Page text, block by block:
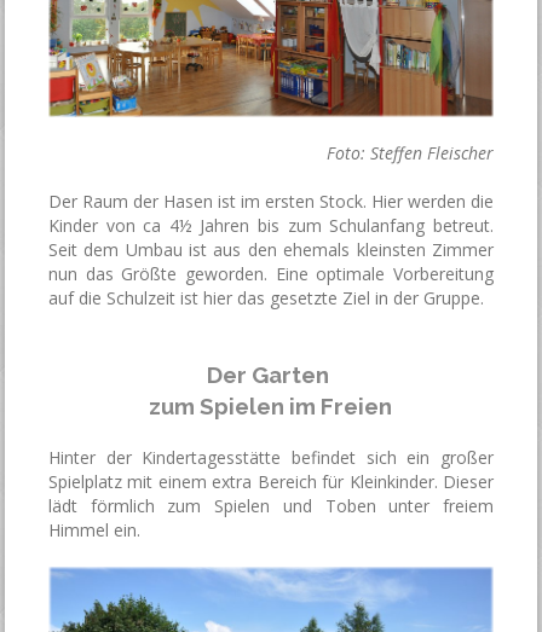
Foto: Steffen Fleischer
Der Raum der Hasen ist im ersten Stock. Hier werden die
Kinder von ca 4½ Jahren bis zum Schulanfang betreut.
Seit dem Umbau ist aus den ehemals kleinsten Zimmer
nun das Größte geworden. Eine optimale Vorbereitung
auf die Schulzeit ist hier das gesetzte Ziel in der Gruppe.
Der Garten
zumSpielen im Freien
Hinter der Kindertagesstätte befindet sich ein großer
Spielplatz mit einem extra Bereich für Kleinkinder. Dieser
lädt förmlich zum Spielen und Toben unter freiem
Himmel ein.